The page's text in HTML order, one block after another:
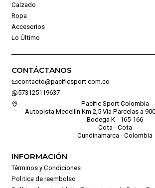
Calzado
Ropa
Accesorios
Lo Último
CONTÁCTANOS
contacto@pacificsport.com.co
573125119637
Pacific Sport Colombia
Autopista Medellín Km 2,5 Vía Parcelas a
Bodega K - 165-166
Cota - Cota
Cundinamarca - Colombia
INFORMACIÓN
Términos y Condiciones
Politica de reembolso